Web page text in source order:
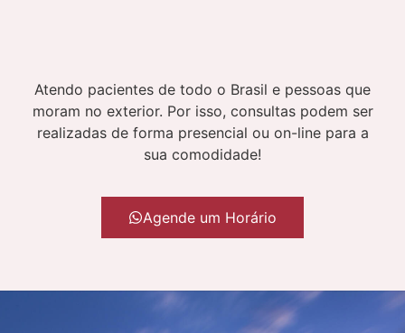
Atendo pacientes de todo o Brasil e pessoas que
moram no exterior. Por isso, consultas podem ser
realizadas de forma presencial ou on-line para a
sua comodidade!
Agende um Horário